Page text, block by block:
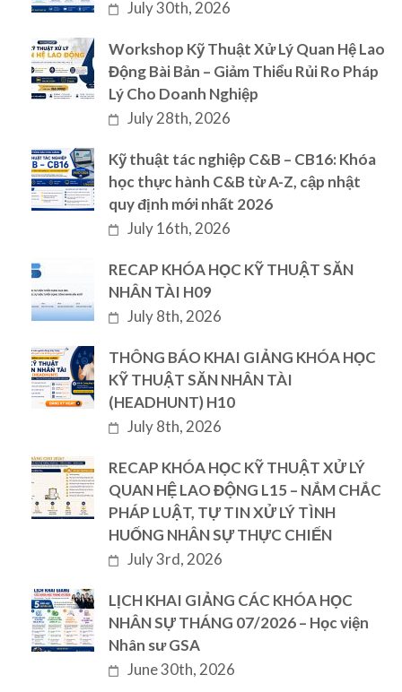
July 30th, 2026
Workshop Kỹ Thuật Xử Lý Quan Hệ Lao
Động Bài Bản – Giảm Thiểu Rủi Ro Pháp
Lý Cho Doanh Nghiệp
July 28th, 2026
Kỹ thuật tác nghiệp C&B – CB16: Khóa
học thực hành C&B từ A-Z, cập nhật
quy định mới nhất 2026
July 16th, 2026
RECAP KHÓA HỌC KỸ THUẬT SĂN
NHÂN TÀI H09
July 8th, 2026
THÔNG BÁO KHAI GIẢNG KHÓA HỌC
KỸ THUẬT SĂN NHÂN TÀI
(HEADHUNT) H10
July 8th, 2026
RECAP KHÓA HỌC KỸ THUẬT XỬ LÝ
QUAN HỆ LAO ĐỘNG L15 – NẮM CHẮC
PHÁP LUẬT, TỰ TIN XỬ LÝ TÌNH
HUỐNG NHÂN SỰ THỰC CHIẾN
July 3rd, 2026
LỊCH KHAI GIẢNG CÁC KHÓA HỌC
NHÂN SỰ THÁNG 07/2026 – Học viện
Nhân sư GSA
June 30th, 2026